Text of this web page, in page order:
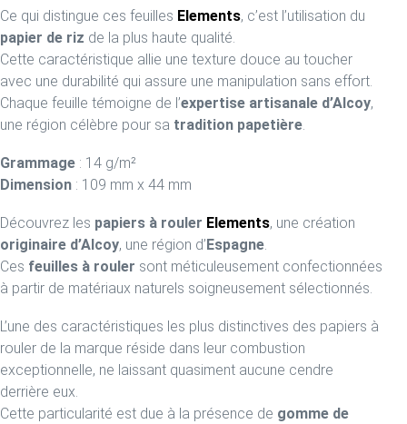
Ce qui distingue ces feuilles Elements, c’est l’utilisation du
papier de riz de la plus haute qualité.
Cette caractéristique allie une texture douce au toucher
avec une durabilité qui assure une manipulation sans effort.
Chaque feuille témoigne de l’expertise artisanale d’Alcoy,
une région célèbre pour sa tradition papetière.
Grammage : 14 g/m²
Dimension : 109 mm x 44 mm
Découvrez les papiers à rouler Elements, une création
originaire d’Alcoy, une région d’ Espagne.
Ces feuilles à rouler sont méticuleusement confectionnées
à partir de matériaux naturels soigneusement sélectionnés.
L’une des caractéristiques les plus distinctives des papiers à
rouler de la marque réside dans leur combustion
exceptionnelle, ne laissant quasiment aucune cendre
derrière eux.
Cette particularité est due à la présence de gomme de